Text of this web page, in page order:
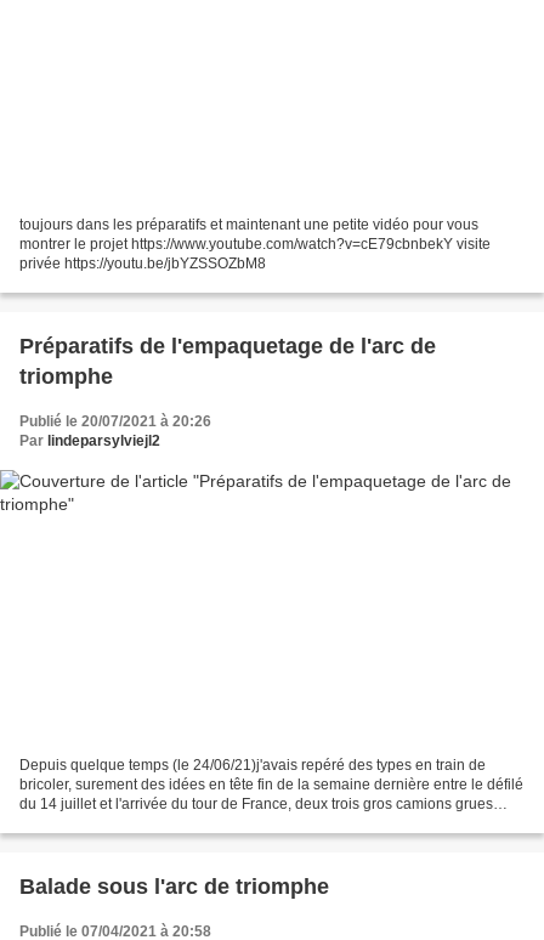
toujours dans les préparatifs et maintenant une petite vidéo pour vous
montrer le projet https://www.youtube.com/watch?v=cE79cbnbekY visite
privée https://youtu.be/jbYZSSOZbM8
Préparatifs de l'empaquetage de l'arc de
triomphe
Publié le 20/07/2021 à 20:26
Par lindeparsylviejl2
Depuis quelque temps (le 24/06/21)j'avais repéré des types en train de
bricoler, surement des idées en tête fin de la semaine dernière entre le défilé
du 14 juillet et l'arrivée du tour de France, deux trois gros camions grues
Balade sous l'arc de triomphe
Publié le 07/04/2021 à 20:58